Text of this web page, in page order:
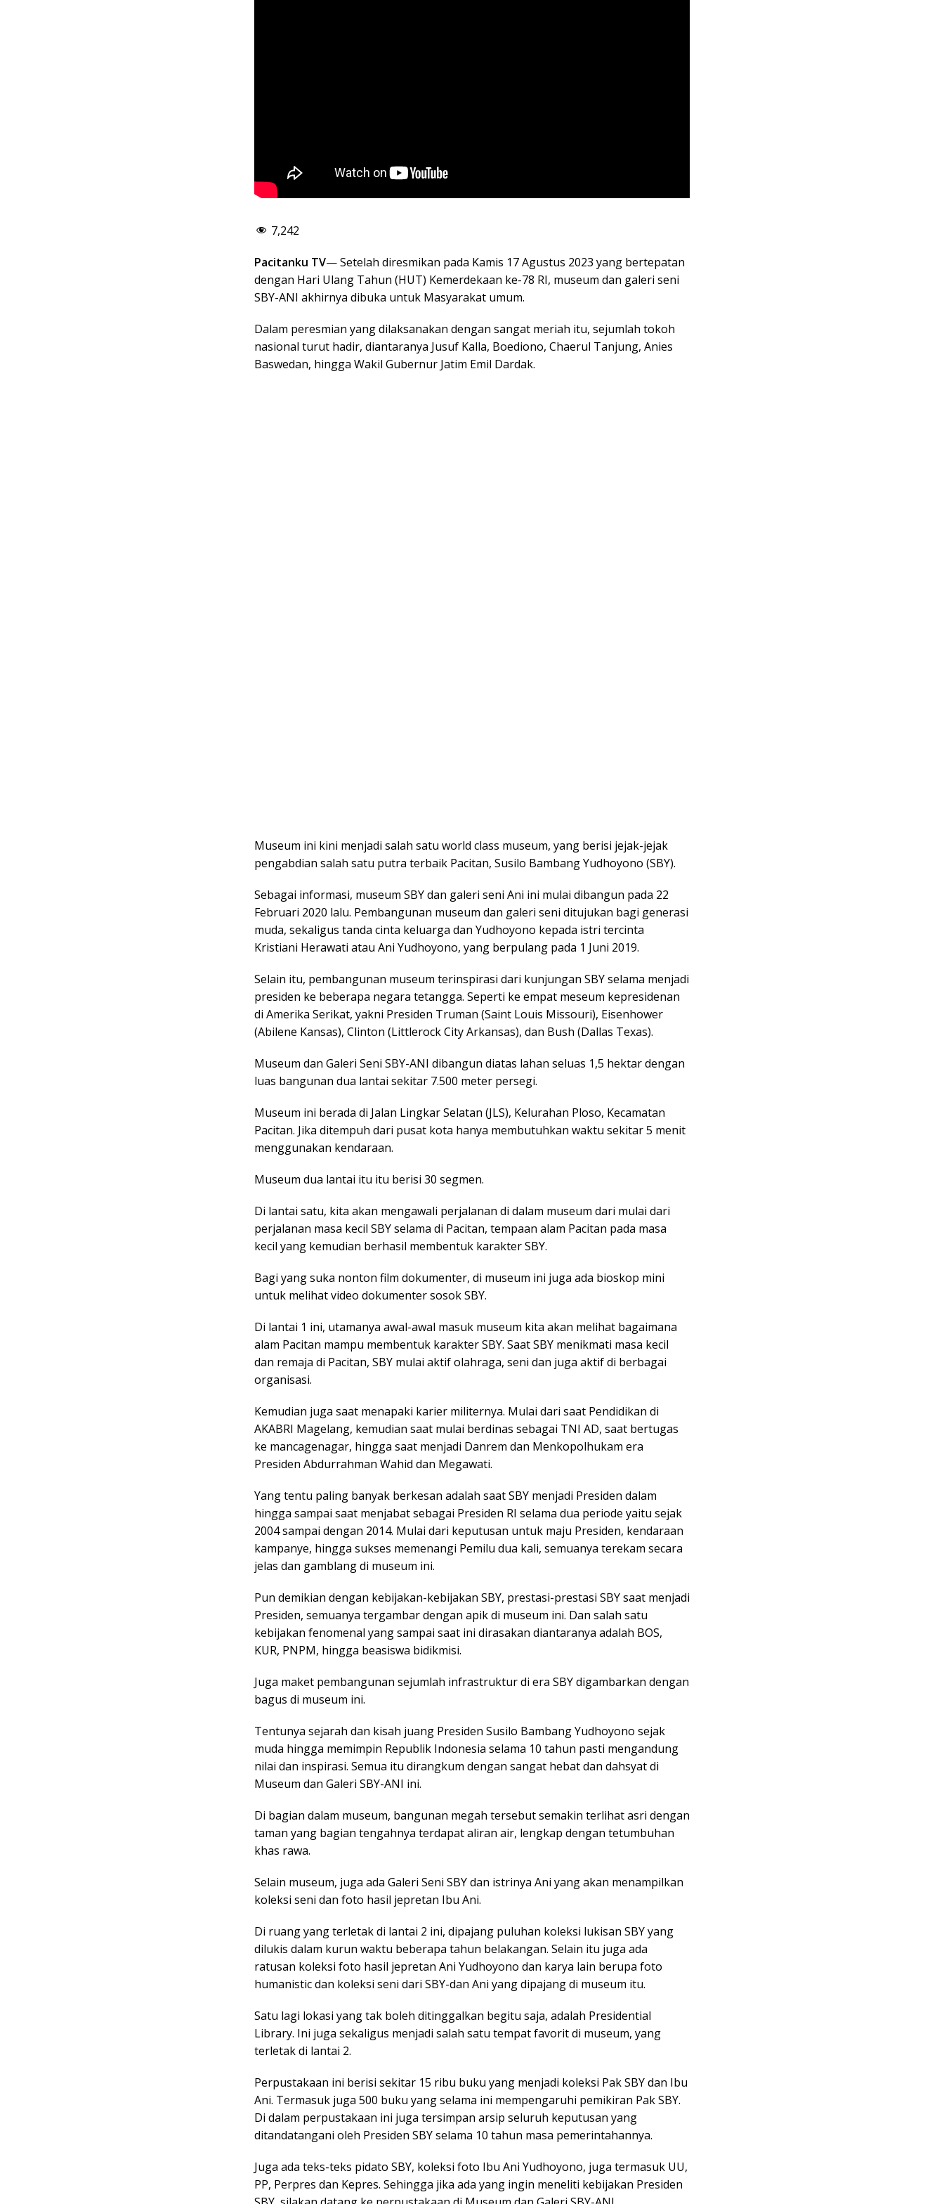
7,242
Pacitanku TV— Setelah diresmikan pada Kamis 17 Agustus 2023 yang bertepatan
dengan Hari Ulang Tahun (HUT) Kemerdekaan ke-78 RI, museum dan galeri seni
SBY-ANI akhirnya dibuka untuk Masyarakat umum.
Dalam peresmian yang dilaksanakan dengan sangat meriah itu, sejumlah tokoh
nasional turut hadir, diantaranya Jusuf Kalla, Boediono, Chaerul Tanjung, Anies
Baswedan, hingga Wakil Gubernur Jatim Emil Dardak.
Museum ini kini menjadi salah satu world class museum, yang berisi jejak-jejak
pengabdian salah satu putra terbaik Pacitan, Susilo Bambang Yudhoyono (SBY).
Sebagai informasi, museum SBY dan galeri seni Ani ini mulai dibangun pada 22
Februari 2020 lalu. Pembangunan museum dan galeri seni ditujukan bagi generasi
muda, sekaligus tanda cinta keluarga dan Yudhoyono kepada istri tercinta
Kristiani Herawati atau Ani Yudhoyono, yang berpulang pada 1 Juni 2019.
Selain itu, pembangunan museum terinspirasi dari kunjungan SBY selama menjadi
presiden ke beberapa negara tetangga. Seperti ke empat meseum kepresidenan
di Amerika Serikat, yakni Presiden Truman (Saint Louis Missouri), Eisenhower
(Abilene Kansas), Clinton (Littlerock City Arkansas), dan Bush (Dallas Texas).
Museum dan Galeri Seni SBY-ANI dibangun diatas lahan seluas 1,5 hektar dengan
luas bangunan dua lantai sekitar 7.500 meter persegi.
Museum ini berada di Jalan Lingkar Selatan (JLS), Kelurahan Ploso, Kecamatan
Pacitan. Jika ditempuh dari pusat kota hanya membutuhkan waktu sekitar 5 menit
menggunakan kendaraan.
Museum dua lantai itu itu berisi 30 segmen.
Di lantai satu, kita akan mengawali perjalanan di dalam museum dari mulai dari
perjalanan masa kecil SBY selama di Pacitan, tempaan alam Pacitan pada masa
kecil yang kemudian berhasil membentuk karakter SBY.
Bagi yang suka nonton film dokumenter, di museum ini juga ada bioskop mini
untuk melihat video dokumenter sosok SBY.
Di lantai 1 ini, utamanya awal-awal masuk museum kita akan melihat bagaimana
alam Pacitan mampu membentuk karakter SBY. Saat SBY menikmati masa kecil
dan remaja di Pacitan, SBY mulai aktif olahraga, seni dan juga aktif di berbagai
organisasi.
Kemudian juga saat menapaki karier militernya. Mulai dari saat Pendidikan di
AKABRI Magelang, kemudian saat mulai berdinas sebagai TNI AD, saat bertugas
ke mancagenagar, hingga saat menjadi Danrem dan Menkopolhukam era
Presiden Abdurrahman Wahid dan Megawati.
Yang tentu paling banyak berkesan adalah saat SBY menjadi Presiden dalam
hingga sampai saat menjabat sebagai Presiden RI selama dua periode yaitu sejak
2004 sampai dengan 2014. Mulai dari keputusan untuk maju Presiden, kendaraan
kampanye, hingga sukses memenangi Pemilu dua kali, semuanya terekam secara
jelas dan gamblang di museum ini.
Pun demikian dengan kebijakan-kebijakan SBY, prestasi-prestasi SBY saat menjadi
Presiden, semuanya tergambar dengan apik di museum ini. Dan salah satu
kebijakan fenomenal yang sampai saat ini dirasakan diantaranya adalah BOS,
KUR, PNPM, hingga beasiswa bidikmisi.
Juga maket pembangunan sejumlah infrastruktur di era SBY digambarkan dengan
bagus di museum ini.
Tentunya sejarah dan kisah juang Presiden Susilo Bambang Yudhoyono sejak
muda hingga memimpin Republik Indonesia selama 10 tahun pasti mengandung
nilai dan inspirasi. Semua itu dirangkum dengan sangat hebat dan dahsyat di
Museum dan Galeri SBY-ANI ini.
Di bagian dalam museum, bangunan megah tersebut semakin terlihat asri dengan
taman yang bagian tengahnya terdapat aliran air, lengkap dengan tetumbuhan
khas rawa.
Selain museum, juga ada Galeri Seni SBY dan istrinya Ani yang akan menampilkan
koleksi seni dan foto hasil jepretan Ibu Ani.
Di ruang yang terletak di lantai 2 ini, dipajang puluhan koleksi lukisan SBY yang
dilukis dalam kurun waktu beberapa tahun belakangan. Selain itu juga ada
ratusan koleksi foto hasil jepretan Ani Yudhoyono dan karya lain berupa foto
humanistic dan koleksi seni dari SBY-dan Ani yang dipajang di museum itu.
Satu lagi lokasi yang tak boleh ditinggalkan begitu saja, adalah Presidential
Library. Ini juga sekaligus menjadi salah satu tempat favorit di museum, yang
terletak di lantai 2.
Perpustakaan ini berisi sekitar 15 ribu buku yang menjadi koleksi Pak SBY dan Ibu
Ani. Termasuk juga 500 buku yang selama ini mempengaruhi pemikiran Pak SBY.
Di dalam perpustakaan ini juga tersimpan arsip seluruh keputusan yang
ditandatangani oleh Presiden SBY selama 10 tahun masa pemerintahannya.
Juga ada teks-teks pidato SBY, koleksi foto Ibu Ani Yudhoyono, juga termasuk UU,
PP, Perpres dan Kepres. Sehingga jika ada yang ingin meneliti kebijakan Presiden